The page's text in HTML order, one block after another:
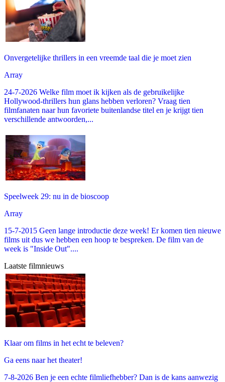
Onvergetelijke thrillers in een vreemde taal die je moet zien
Array
24-7-2026 Welke film moet ik kijken als de gebruikelijke
Hollywood-thrillers hun glans hebben verloren? Vraag tien
filmfanaten naar hun favoriete buitenlandse titel en je krijgt tien
verschillende antwoorden,...
Speelweek 29: nu in de bioscoop
Array
15-7-2015 Geen lange introductie deze week! Er komen tien nieuwe
films uit dus we hebben een hoop te bespreken. De film van de
week is "Inside Out"....
Laatste filmnieuws
Klaar om films in het echt te beleven?
Ga eens naar het theater!
7-8-2026 Ben je een echte filmliefhebber? Dan is de kans aanwezig